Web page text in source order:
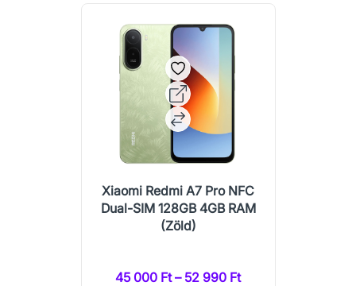
Xiaomi Redmi A7 Pro NFC
Dual-SIM 128GB 4GB RAM
(Zöld)
45 000 Ft – 52 990 Ft